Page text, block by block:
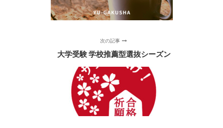
次の記事
大学受験 学校推薦型選抜シーズン